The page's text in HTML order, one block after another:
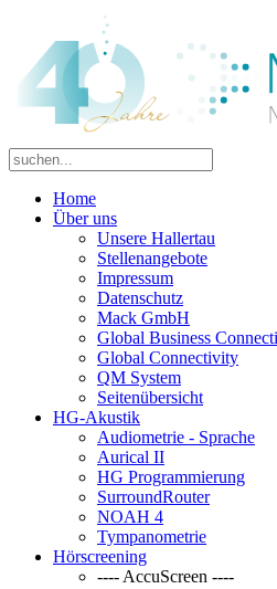
Home
Über uns
Unsere Hallertau
Stellenangebote
Impressum
Datenschutz
Mack GmbH
Global Business
Global Connectivity
QM System
Seitenübersicht
HG-Akustik
Audiometrie - Sprache
Aurical II
HG Programmierung
SurroundRouter
NOAH 4
Tympanometrie
Hörscreening
---- AccuScreen ----